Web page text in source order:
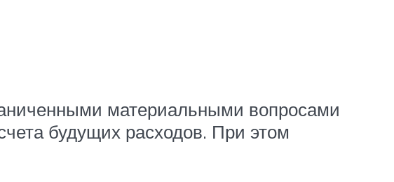
материальными вопросами
будущих расходов. При этом